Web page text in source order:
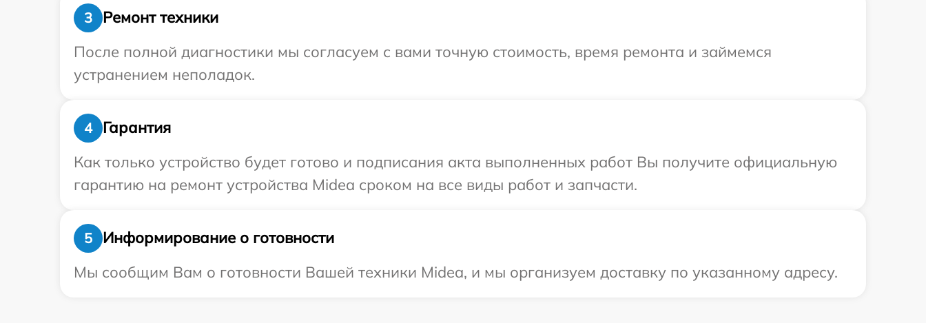
3
Ремонт техники
После полной диагностики мы согласуем с вами точную стоимость, время ремонта и займемся
устранением неполадок.
4
Гарантия
Как только устройство будет готово и подписания акта выполненных работ Вы получите официальную
гарантию на ремонт устройства Midea сроком на все виды работ и запчасти.
5
Информирование о готовности
Мы сообщим Вам о готовности Вашей техники Midea, и мы организуем доставку по указанному адресу.